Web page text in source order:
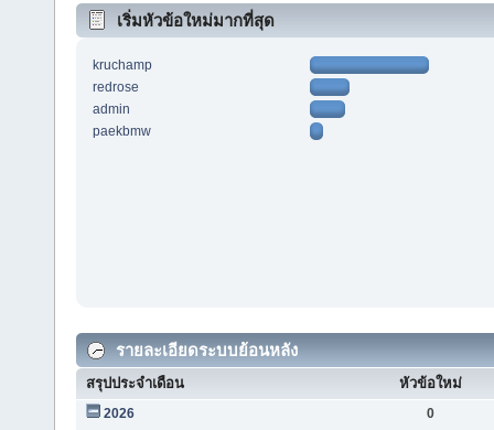
เริ่มหัวข้อใหม่มากที่สุด
kruchamp
redrose
admin
paekbmw
รายละเอียดระบบย้อนหลัง
สรุปประจำเดือน หัวข้อใหม่
2026
0